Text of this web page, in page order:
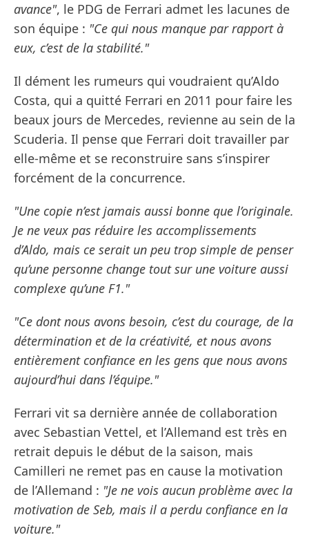
avance", le PDG de Ferrari admet les lacunes de
son équipe : "Ce qui nous manque par rapport à
eux, c’est de la stabilité."
Il dément les rumeurs qui voudraient qu’Aldo
Costa, qui a quitté Ferrari en 2011 pour faire les
beaux jours de Mercedes, revienne au sein de la
Scuderia. Il pense que Ferrari doit travailler par
elle-même et se reconstruire sans s’inspirer
forcément de la concurrence.
"Une copie n’est jamais aussi bonne que l’originale.
Je ne veux pas réduire les accomplissements
d’Aldo, mais ce serait un peu trop simple de penser
qu’une personne change tout sur une voiture aussi
complexe qu’une F1."
"Ce dont nous avons besoin, c’est du courage, de la
détermination et de la créativité, et nous avons
entièrement confiance en les gens que nous avons
aujourd’hui dans l’équipe."
Ferrari vit sa dernière année de collaboration
avec Sebastian Vettel, et l’Allemand est très en
retrait depuis le début de la saison, mais
Camilleri ne remet pas en cause la motivation
de l’Allemand : "Je ne vois aucun problème avec la
motivation de Seb, mais il a perdu confiance en la
voiture."